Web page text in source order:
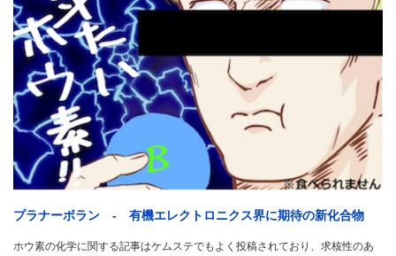
プラナーボラン - 有機エレクトロニクス界に期待の新化合物
ホウ素の化学に関する記事はケムステでもよく投稿されており、求核性のあ